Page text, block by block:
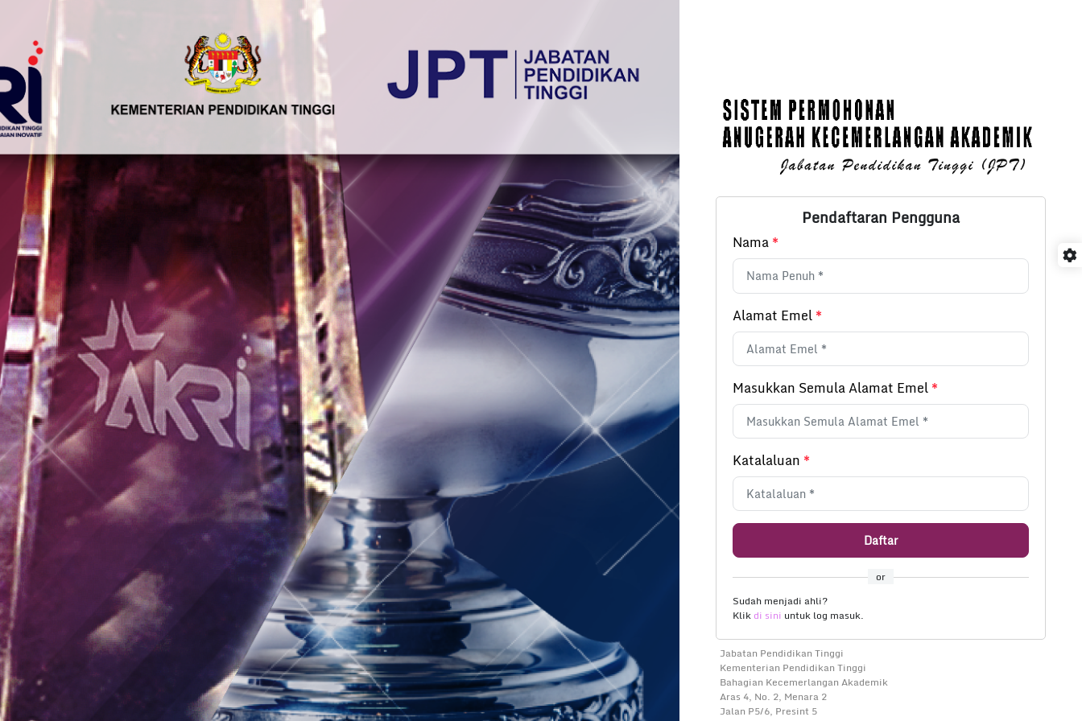
Pendaftaran Pengguna
Nama*
Alamat Emel*
Masukkan Semula Alamat Emel*
Katalaluan *
Daftar
or
Sudah menjadi ahli?
Klik di sini untuk log masuk.
Jabatan Pendidikan Tinggi
Kementerian Pendidikan Tinggi
Bahagian Kecemerlangan Akademik
Aras 4, No. 2, Menara 2
Jalan P5/6, Presint 5